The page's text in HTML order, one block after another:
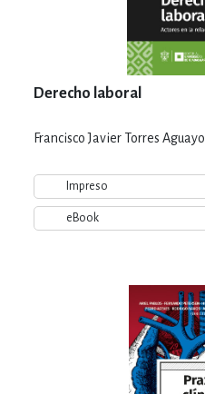
Derecho laboral
Francisco Javier Torres Aguayo
Impreso
eBook